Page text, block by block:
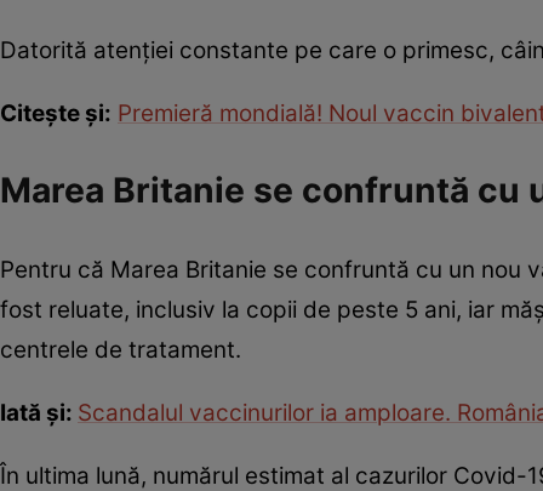
Datorită atenției constante pe care o primesc,
Citește și: Premieră mondială! Noul vaccin
Marea Britanie se confruntă cu
Pentru că Marea Britanie se confruntă cu un nou
fost reluate, inclusiv la copii de peste 5 ani, iar
centrele de tratament.
Iată și: Scandalul vaccinurilor ia amploare.
În ultima lună, numărul estimat al cazurilor